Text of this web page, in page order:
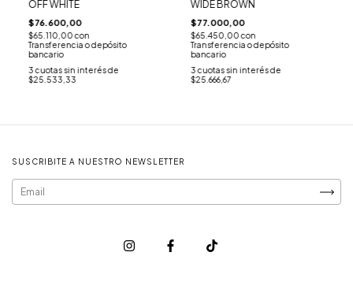
OFF WHITE
$76.600,00
$65.110,00con
Transferencia o depósito
bancario
3 cuotas sin interés de
$25.533,33
WIDE BROWN
$77.000,00
$65.450,00con
Transferencia o depósito
bancario
3 cuotas sin interés de
$25.666,67
SUSCRIBITE A NUESTRO NEWSLETTER